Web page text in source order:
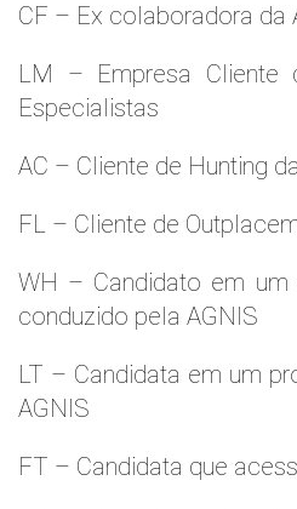
CF – Ex colaboradora da
LM – Empresa Cliente
Especialistas
AC – Cliente de Hunting
FL – Cliente de
WH – Candidato em um
conduzido pela AGNIS
LT – Candidata em um
AGNIS
FT – Candidata que